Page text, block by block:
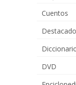
Cuentos
DVD